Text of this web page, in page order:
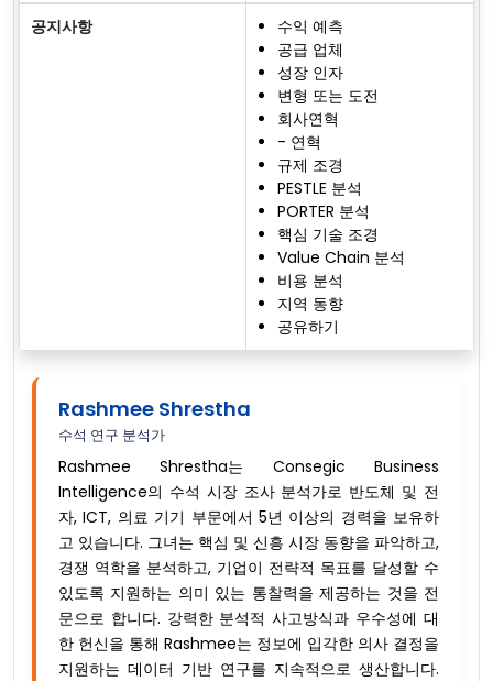
공지사항
수익 예측
공급 업체
성장 인자
변형 또는 도전
회사연혁
- 연혁
규제 조경
PESTLE 분석
PORTER 분석
핵심 기술 조경
Value Chain 분석
비용 분석
지역 동향
공유하기
Rashmee Shrestha
수석 연구 분석가
Rashmee Shrestha는 Consegic Business
Intelligence의 수석 시장 조사 분석가로 반도체 및 전
자, ICT, 의료 기기 부문에서 5년 이상의 경력을 보유하
고 있습니다. 그녀는 핵심 및 신흥 시장 동향을 파악하고,
경쟁 역학을 분석하고, 기업이 전략적 목표를 달성할 수
있도록 지원하는 의미 있는 통찰력을 제공하는 것을 전
문으로 합니다. 강력한 분석적 사고방식과 우수성에 대
한 헌신을 통해 Rashmee는 정보에 입각한 의사 결정을
지원하는 데이터 기반 연구를 지속적으로 생산합니다.